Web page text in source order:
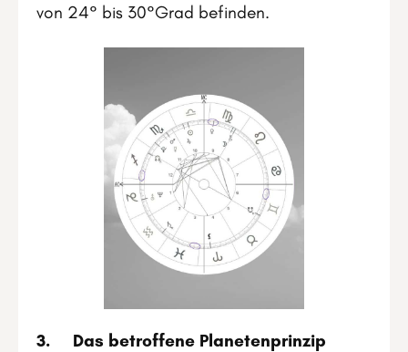
von 24° bis 30°Grad befinden.
3. Das betroffene Planetenprinzip